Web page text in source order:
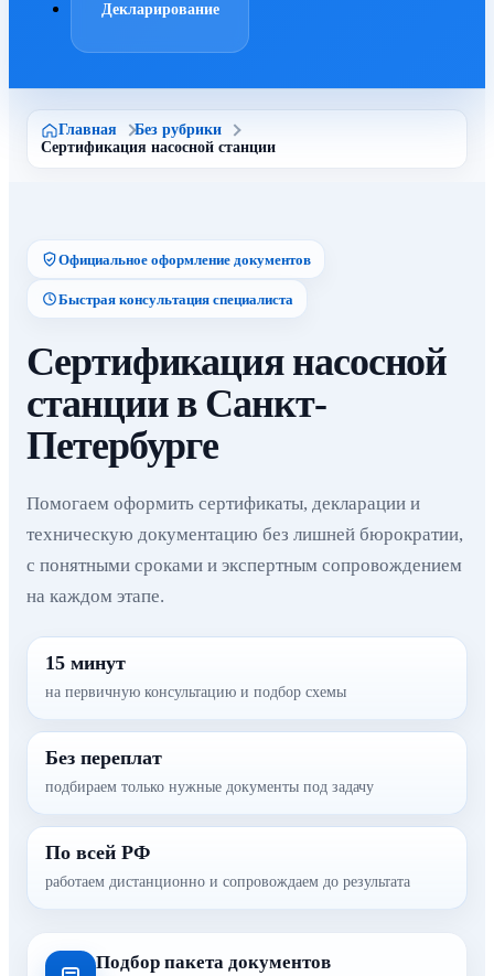
Декларирование
Главная
Без рубрики
Сертификация насосной станции
Официальное оформление документов
Быстрая консультация специалиста
Сертификация насосной
станции в Санкт-
Петербурге
Помогаем оформить сертификаты, декларации и
техническую документацию без лишней бюрократии,
с понятными сроками и экспертным сопровождением
на каждом этапе.
15 минут
на первичную консультацию и подбор схемы
Без переплат
подбираем только нужные документы под задачу
По всей РФ
работаем дистанционно и сопровождаем до результата
Подбор пакета документов